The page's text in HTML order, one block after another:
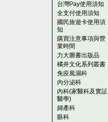
台灣Pay使用須知
全支付使用須知
國民旅遊卡使用須
知
購買注意事項與營
業時間
力大圖書出版品
橘井文化系列叢書
免疫風濕科
內分泌科
內科(家醫科及實証
醫學)
婦產科
眼科